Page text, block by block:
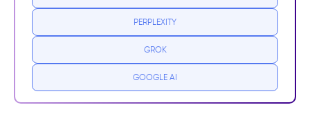
importantes?
1- Alcance limitado por natureza
PERPLEXITY
GROK
GOOGLE AI